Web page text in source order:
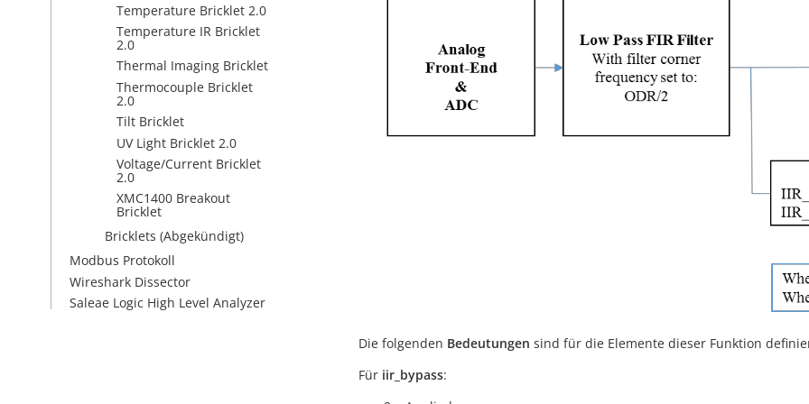
Temperature Bricklet 2.0
Temperature IR Bricklet
2.0
Thermal Imaging Bricklet
Thermocouple Bricklet
2.0
Tilt Bricklet
UV Light Bricklet 2.0
Voltage/Current Bricklet
2.0
XMC1400 Breakout
Bricklet
Bricklets (Abgekündigt)
Modbus Protokoll
Wireshark Dissector
Saleae Logic High Level Analyzer
Die folgenden Bedeutungen sind für die Elemente dieser Funktion
Für iir_bypass: